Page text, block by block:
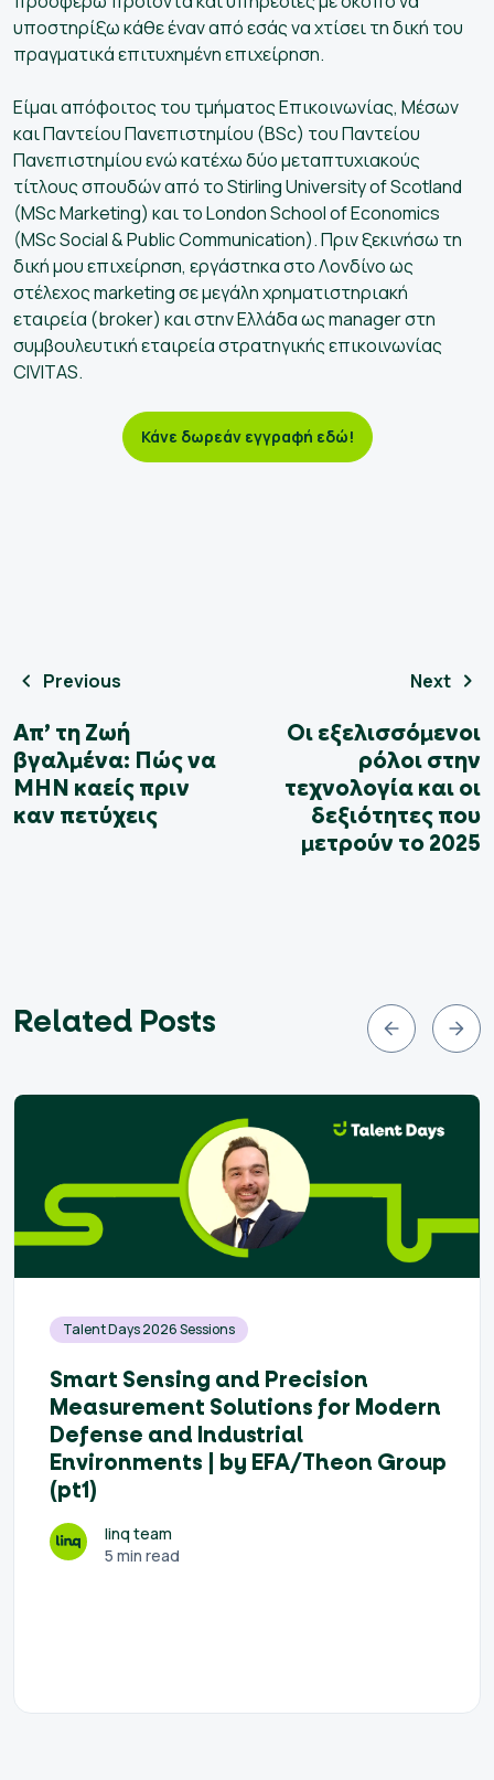
υποστηρίξω κάθε έναν από εσάς να χτίσει τη δική του
πραγματικά επιτυχημένη επιχείρηση.
Είμαι απόφοιτος του τμήματος Επικοινωνίας, Μέσων
και Παντείου Πανεπιστημίου (BSc) του Παντείου
Πανεπιστημίου ενώ κατέχω δύο μεταπτυχιακούς
τίτλους σπουδών από το Stirling University of Scotland
(MSc Marketing) και το London School of Economics
(MSc Social & Public Communication). Πριν ξεκινήσω τη
δική μου επιχείρηση, εργάστηκα στο Λονδίνο ως
στέλεχος marketing σε μεγάλη χρηματιστηριακή
εταιρεία (broker) και στην Ελλάδα ως manager στη
συμβουλευτική εταιρεία στρατηγικής επικοινωνίας
CIVITAS.
Κάνε δωρεάν εγγραφή εδώ!
Previous
Απ’ τη Ζωή
βγαλμένα: Πώς να
ΜΗΝ καείς πριν
καν πετύχεις
Next
Οι εξελισσόμενοι
ρόλοι στην
τεχνολογία και οι
δεξιότητες που
μετρούν το 2025
Related Posts
Talent Days 2026 Sessions
Smart Sensing and Precision
Measurement Solutions for Modern
Defense and Industrial
Environments | by EFA/Theon Group
(pt1)
linq team
5 min read